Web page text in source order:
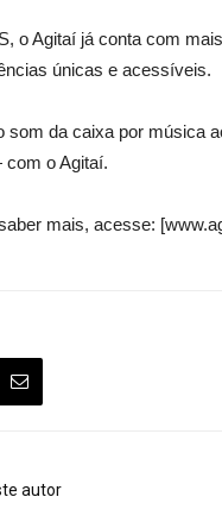
o Agitaí já conta com
únicas e acessíveis.
som da caixa por música
o Agitaí.
mais, acesse:
autor